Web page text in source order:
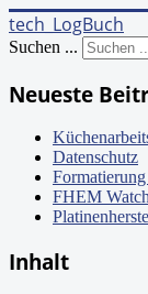
tech_LogBuch
Suchen ...
Neueste
Datenschutz
FHEM
Inhalt